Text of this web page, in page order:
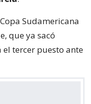
Sudamericana
que ya sacó
tercer puesto ante